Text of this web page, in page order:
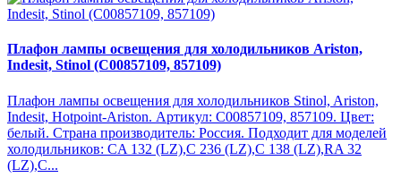
Плафон лампы освещения для холодильников Ariston,
Indesit, Stinol (C00857109, 857109)
Плафон лампы освещения для холодильников Stinol, Ariston,
Indesit, Hotpoint-Ariston. Артикул: C00857109, 857109. Цвет:
белый. Страна производитель: Россия. Подходит для моделей
холодильников: CA 132 (LZ),C 236 (LZ),C 138 (LZ),RA 32
(LZ),C...